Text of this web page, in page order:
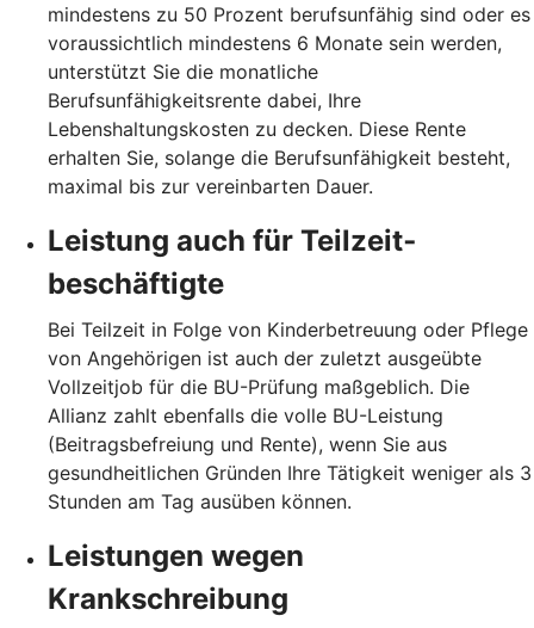
mindestens zu 50 Prozent berufsunfähig sind oder es
voraussichtlich mindestens 6 Monate sein werden,
unterstützt Sie die monatliche
Berufsunfähigkeitsrente dabei, Ihre
Lebenshaltungskosten zu decken. Diese Rente
erhalten Sie, solange die Berufsunfähigkeit besteht,
maximal bis zur vereinbarten Dauer.
Leistung auch für Teilzeit­
beschäftigte
Bei Teilzeit in Folge von Kinderbetreuung oder Pflege
von Angehörigen ist auch der zuletzt ausgeübte
Vollzeitjob für die BU-Prüfung maßgeblich. Die
Allianz zahlt ebenfalls die volle BU-Leistung
(Beitragsbefreiung und Rente), wenn Sie aus
gesundheitlichen Gründen Ihre Tätigkeit weniger als 3
Stunden am Tag ausüben können.
Leistungen wegen
Krankschreibung